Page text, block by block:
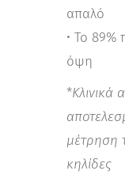
απαλό
• Το
όψη
*Κλινικά
μέτρηση
κηλίδες